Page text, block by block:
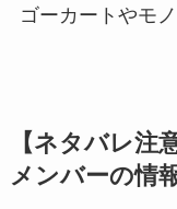
ゴーカートやモ
【ネタバレ注
メンバーの情